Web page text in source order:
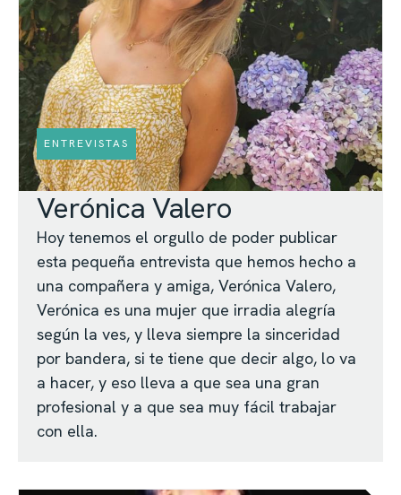
ENTREVISTAS
Verónica Valero
Hoy tenemos el orgullo de poder publicar
esta pequeña entrevista que hemos hecho a
una compañera y amiga, Verónica Valero,
Verónica es una mujer que irradia alegría
según la ves, y lleva siempre la sinceridad
por bandera, si te tiene que decir algo, lo va
a hacer, y eso lleva a que sea una gran
profesional y a que sea muy fácil trabajar
con ella.